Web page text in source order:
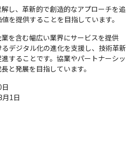
し、革新的で創造的なアプローチを追
を提供することを目指しています。
を含む幅広い業界にサービスを提供
デジタル化の進化を支援し、技術革新
することです。協業やパートナーシッ
と発展を目指しています。
1日